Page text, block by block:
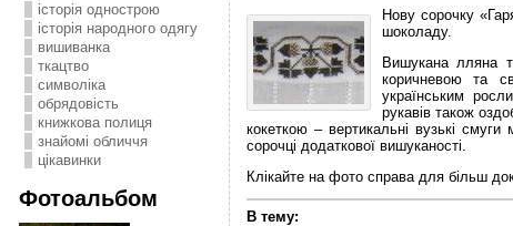
історія однострою
історія народного одягу
вишиванка
ткацтво
символіка
oбрядовість
книжкова полиця
знайомі обличчя
цікавинки
Фотоальбом
Нову сорочку
шоколаду.
Вишукана лляна
коричневою та
українським
рукавів також
кокеткою – вертикальні вузькі
сорочці додаткової вишуканості.
Клікайте на фото справа для більш
В тему: